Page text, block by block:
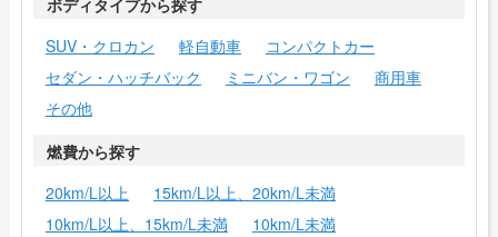
ボディタイプから探す
SUV・クロカン
軽自動車
コンパクトカー
セダン・ハッチバック
ミニバン・ワゴン
商用車
その他
燃費から探す
20km/L以上
15km/L以上、20km/L未満
10km/L以上、15km/L未満
10km/L未満